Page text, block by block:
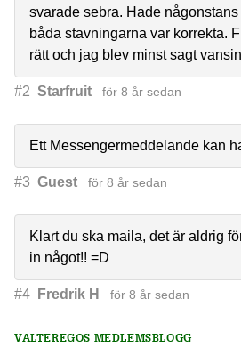
svarade sebra. Hade
båda stavningarna var korrekta.
rätt och jag blev minst sagt
#2 Starfruit för 8 år sedan
Ett Messengermeddelande kan
#3 Guest för 8 år sedan
Klart du ska maila, det är aldrig
in något!! =D
#4 Fredrik H för 8 år sedan
VALTEREGOS MEDLEMSBLOGG